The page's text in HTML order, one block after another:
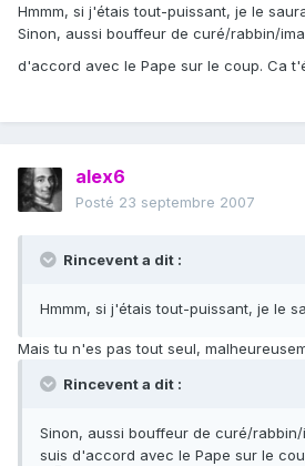
Hmmm, si j'étais tout-puissant, je le
Sinon, aussi bouffeur de curé/rabbin/
d'accord avec le Pape sur le coup. Ca
alex6
Posté 23 septembre 2007
Rincevent a dit :
Hmmm, si j'étais tout-puissant, je le
Mais tu n'es pas tout seul,
Rincevent a dit :
Sinon, aussi bouffeur de curé/
suis d'accord avec le Pape sur le